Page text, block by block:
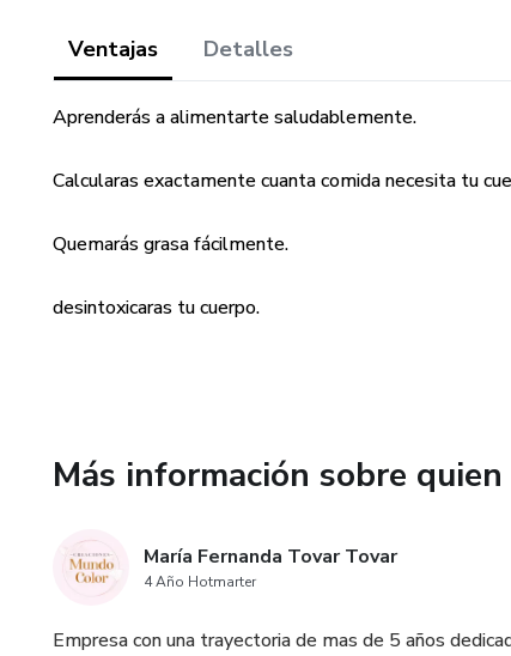
Ventajas Detalles
Aprenderás a alimentarte saludablemente.
Calcularas exactamente cuanta comida necesita tu
Quemarás grasa fácilmente.
desintoxicaras tu cuerpo.
Más información sobre
María Fernanda Tovar Tovar
4 Año Hotmarter
Empresa con una trayectoria de mas de 5 años